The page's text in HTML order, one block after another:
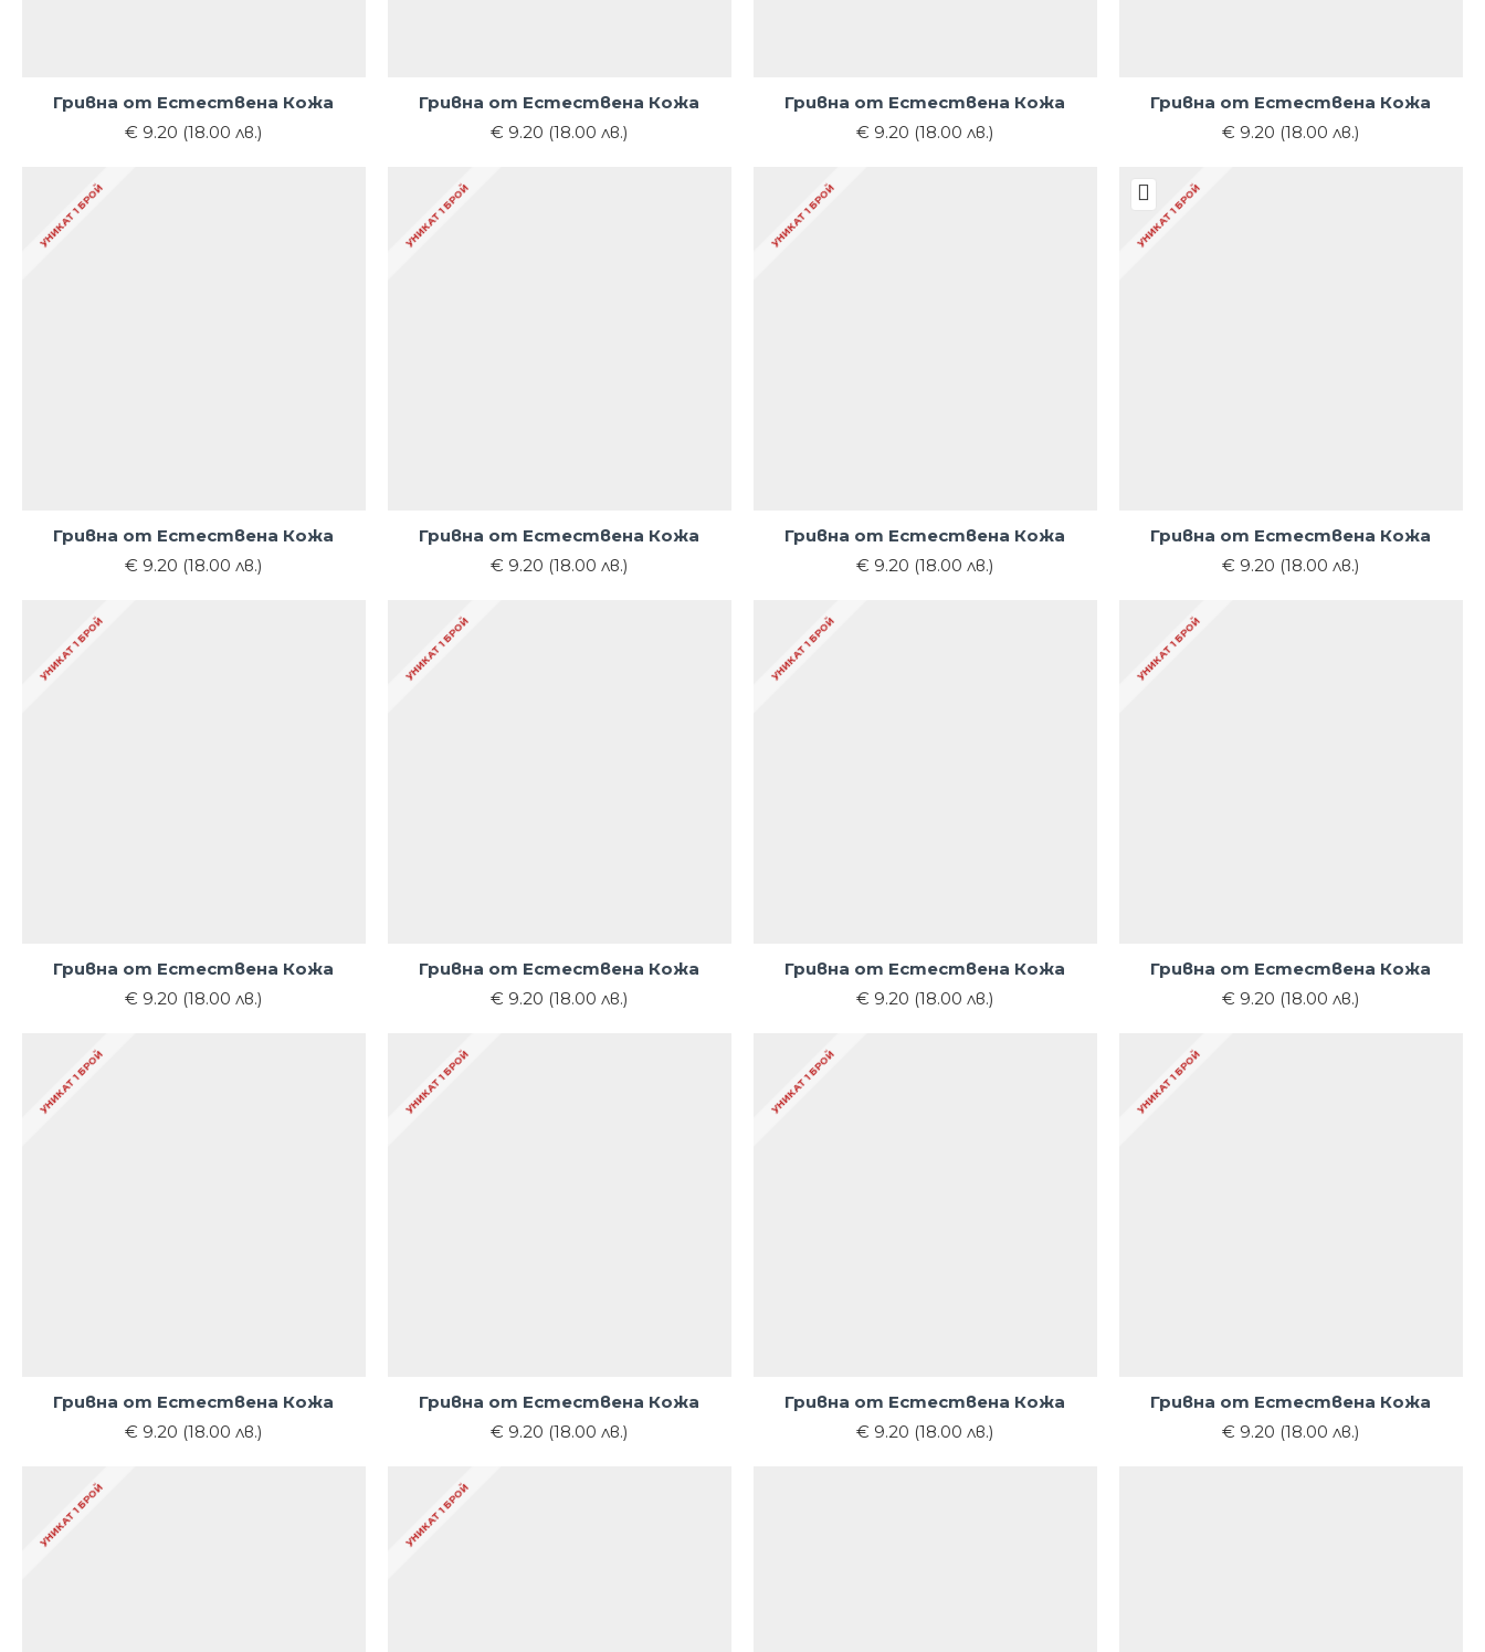
Гривна от Естествена Кожа
€ 9.20 (18.00 лв.)
Гривна от Естествена Кожа
€ 9.20 (18.00 лв.)
Гривна от Естествена Кожа
€ 9.20 (18.00 лв.)
Гривна от Естествена Кожа
€ 9.20 (18.00 лв.)
УНИКАТ 1 БРОЙ
Гривна от Естествена Кожа
€ 9.20 (18.00 лв.)
УНИКАТ 1 БРОЙ
Гривна от Естествена Кожа
€ 9.20 (18.00 лв.)
УНИКАТ 1 БРОЙ
Гривна от Естествена Кожа
€ 9.20 (18.00 лв.)
УНИКАТ 1 БРОЙ
Гривна от Естествена Кожа
€ 9.20 (18.00 лв.)
УНИКАТ 1 БРОЙ
Гривна от Естествена Кожа
€ 9.20 (18.00 лв.)
УНИКАТ 1 БРОЙ
Гривна от Естествена Кожа
€ 9.20 (18.00 лв.)
УНИКАТ 1 БРОЙ
Гривна от Естествена Кожа
€ 9.20 (18.00 лв.)
УНИКАТ 1 БРОЙ
Гривна от Естествена Кожа
€ 9.20 (18.00 лв.)
УНИКАТ 1 БРОЙ
Гривна от Естествена Кожа
€ 9.20 (18.00 лв.)
УНИКАТ 1 БРОЙ
Гривна от Естествена Кожа
€ 9.20 (18.00 лв.)
УНИКАТ 1 БРОЙ
Гривна от Естествена Кожа
€ 9.20 (18.00 лв.)
УНИКАТ 1 БРОЙ
Гривна от Естествена Кожа
€ 9.20 (18.00 лв.)
УНИКАТ 1 БРОЙ УНИКАТ 1 БРОЙ